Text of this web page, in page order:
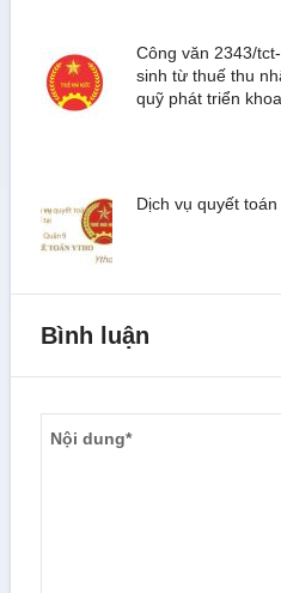
Công văn 2343/
sinh từ thuế thu
quỹ phát triển
Dịch vụ quyết
Bình luận